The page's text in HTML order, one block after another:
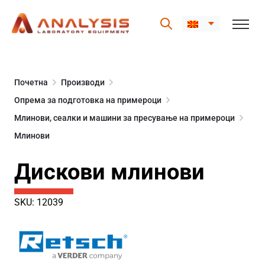
content
Почетна
Производи
Опрема за подготовка на примероци
Млинови, сеалки и машини за пресување на примероци
Млинови
Дискови млинови
SKU: 12039